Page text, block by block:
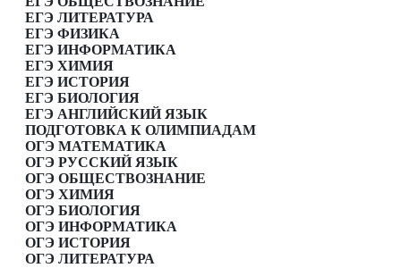
ЕГЭ ЛИТЕРАТУРА
ЕГЭ ФИЗИКА
ЕГЭ ИНФОРМАТИКА
ЕГЭ ХИМИЯ
ЕГЭ ИСТОРИЯ
ЕГЭ БИОЛОГИЯ
ЕГЭ АНГЛИЙСКИЙ ЯЗЫК
ПОДГОТОВКА К ОЛИМПИАДАМ
ОГЭ МАТЕМАТИКА
ОГЭ РУССКИЙ ЯЗЫК
ОГЭ ОБЩЕСТВОЗНАНИЕ
ОГЭ ХИМИЯ
ОГЭ БИОЛОГИЯ
ОГЭ ИНФОРМАТИКА
ОГЭ ИСТОРИЯ
ОГЭ ЛИТЕРАТУРА